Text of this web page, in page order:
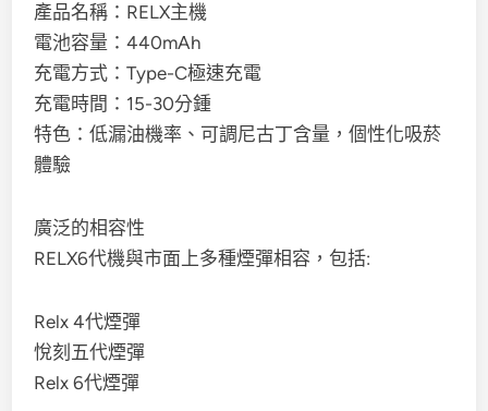
產品名稱：RELX主機
電池容量：440mAh
充電方式：Type-C極速充電
充電時間：15-30分鍾
特色：低漏油機率、可調尼古丁含量，個性化吸菸
體驗
廣泛的相容性
RELX6代機與市面上多種煙彈相容，包括:
Relx 4代煙彈
悅刻五代煙彈
Relx 6代煙彈